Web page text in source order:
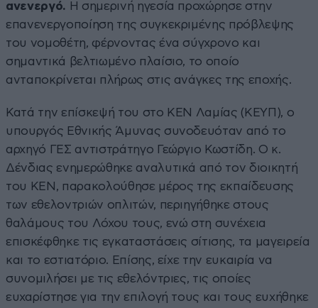
ανενεργό. Η σημερινή ηγεσία προχώρησε στην
επανενεργοποίηση της συγκεκριμένης πρόβλεψης
του νομοθέτη, φέρνοντας ένα σύγχρονο και
σημαντικά βελτιωμένο πλαίσιο, το οποίο
ανταποκρίνεται πλήρως στις ανάγκες της εποχής.
Κατά την επίσκεψή του στο ΚΕΝ Λαμίας (ΚΕΥΠ), ο
υπουργός Εθνικής Άμυνας συνοδευόταν από το
αρχηγό ΓΕΣ αντιστράτηγο Γεώργιο Κωστίδη. Ο κ.
Δένδιας ενημερώθηκε αναλυτικά από τον διοικητή
του ΚΕΝ, παρακολούθησε μέρος της εκπαίδευσης
των εθελοντριών οπλιτών, περιηγήθηκε στους
θαλάμους του Λόχου τους, ενώ στη συνέχεια
επισκέφθηκε τις εγκαταστάσεις σίτισης, τα μαγειρεία
και το εστιατόριο. Επίσης, είχε την ευκαιρία να
συνομιλήσει με τις εθελόντριες, τις οποίες
ευχαρίστησε για την επιλογή τους και τους ευχήθηκε